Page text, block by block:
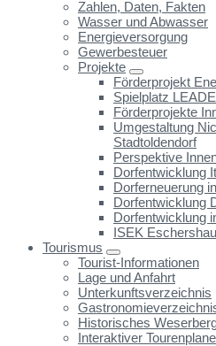
Zahlen, Daten, Fakten
Wasser und Abwasser
Energieversorgung
Gewerbesteuer
Projekte
Förderprojekt
Spielplatz
Förderprojekte
Umgestaltung
Stadtoldendorf
Perspektive
Dorfentwicklung
Dorferneuerung
Dorfentwicklung
Dorfentwicklung
ISEK
Tourismus
Tourist-Informationen
Lage und Anfahrt
Unterkunftsverzeichnis
Historisches
Interaktiver